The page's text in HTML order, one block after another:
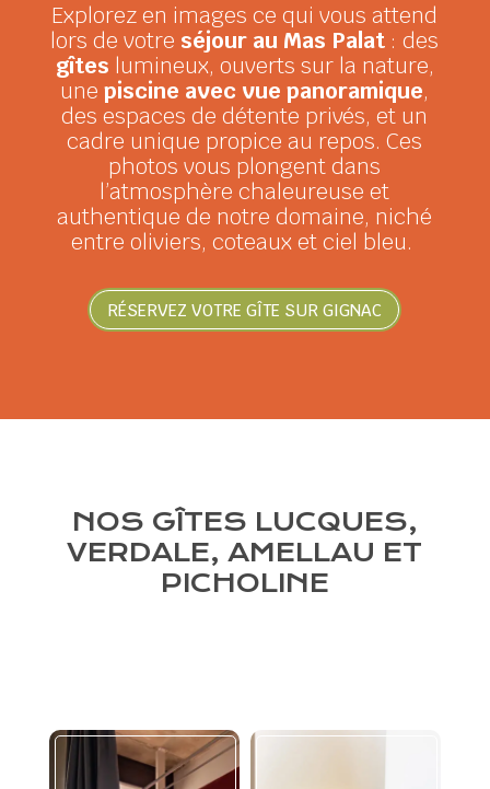
Explorez en images ce qui vous attend
lors de votre séjour au Mas Palat : des
gîtes lumineux, ouverts sur la nature,
unepiscine avec vue panoramique,
des espaces de détente privés, et un
cadre unique propice au repos. Ces
photos vous plongent dans
l’atmosphère chaleureuse et
authentique de notre domaine, niché
entre oliviers, coteaux et ciel bleu.
RÉSERVEZ VOTRE GÎTE SUR GIGNAC
NOS GÎTES LUCQUES,
VERDALE, AMELLAU ET
PICHOLINE